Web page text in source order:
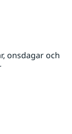
onsdagar och